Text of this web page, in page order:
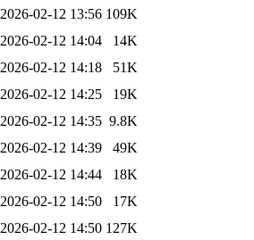
2026-02-12 13:56 109K
2026-02-12 14:04
14K
2026-02-12 14:18
51K
2026-02-12 14:25
19K
2026-02-12 14:35 9.8K
2026-02-12 14:39
49K
2026-02-12 14:44
18K
2026-02-12 14:50
17K
2026-02-12 14:50 127K